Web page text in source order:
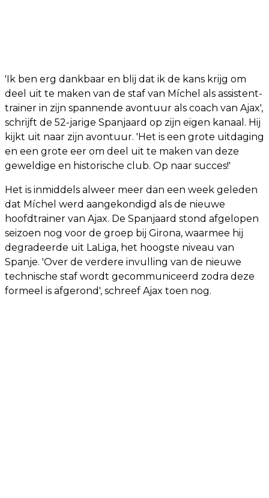
'Ik ben erg dankbaar en blij dat ik de kans krijg om
deel uit te maken van de staf van Míchel als assistent-
trainer in zijn spannende avontuur als coach van Ajax',
schrijft de 52-jarige Spanjaard op zijn eigen kanaal. Hij
kijkt uit naar zijn avontuur. 'Het is een grote uitdaging
en een grote eer om deel uit te maken van deze
geweldige en historische club. Op naar succes!'
Het is inmiddels alweer meer dan een week geleden
dat Míchel werd aangekondigd als de nieuwe
hoofdtrainer van Ajax. De Spanjaard stond afgelopen
seizoen nog voor de groep bij Girona, waarmee hij
degradeerde uit LaLiga, het hoogste niveau van
Spanje. 'Over de verdere invulling van de nieuwe
technische staf wordt gecommuniceerd zodra deze
formeel is afgerond', schreef Ajax toen nog.